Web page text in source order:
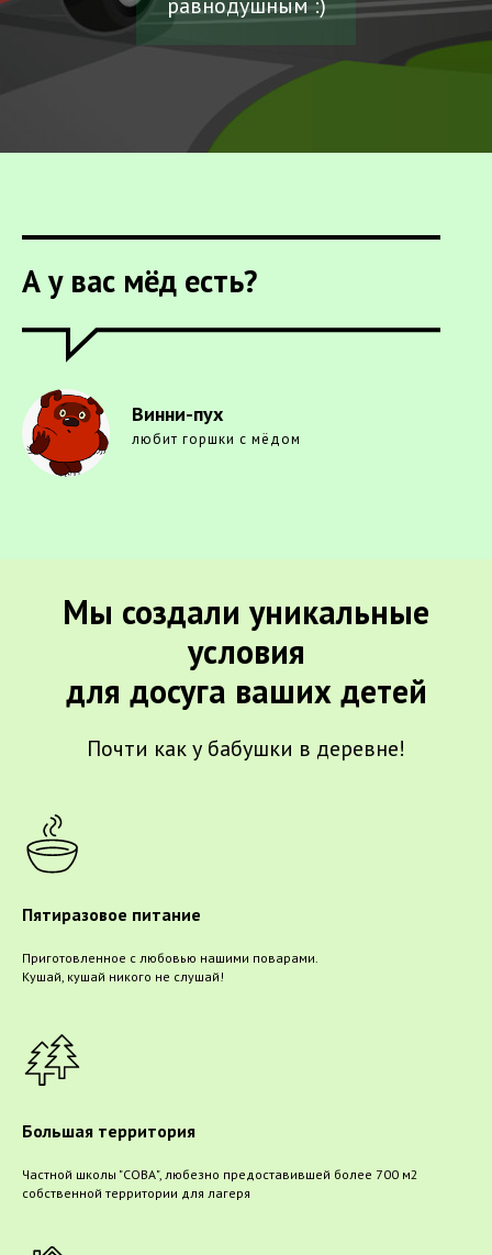
А у вас мёд есть?
Винни-пух
любит горшки с мёдом
Мы создали уникальные
условия
для досуга ваших детей
Почти как у бабушки в деревне!
Пятиразовое питание
Приготовленное с любовью нашими поварами.
Кушай, кушай никого не слушай!
Большая территория
Частной школы "СОВА", любезно предоставившей более 700 м2
собственной территории для лагеря